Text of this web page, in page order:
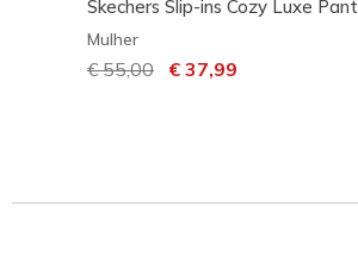
Skechers Slip-ins Cozy Luxe Pant
Mulher
Preço com desconto de
€ 55,00 para
€ 37,99